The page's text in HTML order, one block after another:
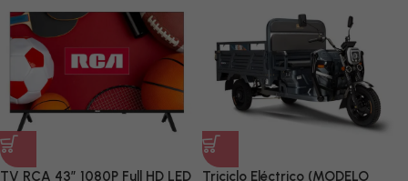
TV RCA 43” 1080P Full HD LED
Triciclo Eléctrico (MODELO